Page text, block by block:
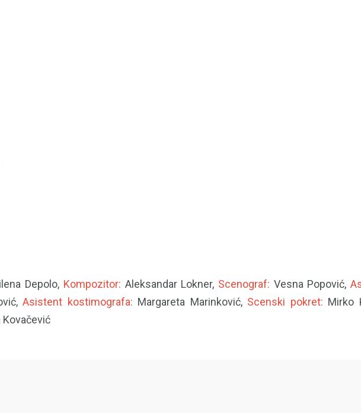
Depolo, Kompozitor: Aleksandar Lokner, Scenograf: Vesna Popović,
Asistent kostimografa: Margareta Marinković, Scenski pokret: Mirko
Kovačević